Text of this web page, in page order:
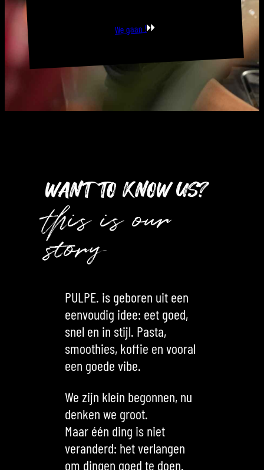
We gaan !
WANT TO KNOW US?
this is our
story
PULPE. is geboren uit een
eenvoudig idee: eet goed,
snel en in stijl. Pasta,
smoothies, koffie en vooral
een goede vibe.
We zijn klein begonnen, nu
denken we groot.
Maar één ding is niet
veranderd: het verlangen
om dingen goed te doen.